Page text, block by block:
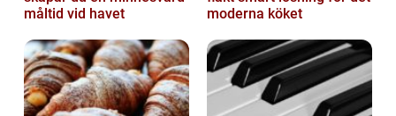
måltid vid havet
moderna köket